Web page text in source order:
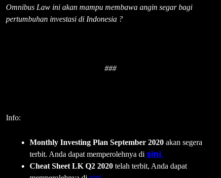
Omnibus Law ini akan mampu membawa angin segar bagi
pertumbuhan investasi di Indonesia ?
###
Info:
Monthly Investing Plan September 2020 akan segera
terbit. Anda dapat memperolehnya di sini.
Cheat Sheet LK Q2 2020 telah terbit, Anda dapat